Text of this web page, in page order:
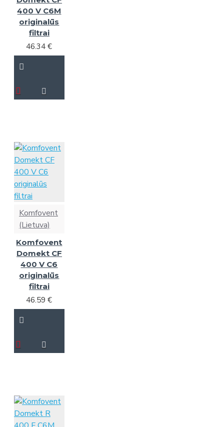
400 V C6M
originalūs
filtrai
46.34 €
Komfovent
(Lietuva)
Komfovent
Domekt CF
400 V C6
originalūs
filtrai
46.59 €